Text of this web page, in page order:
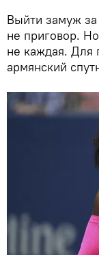
Выйти замуж
не приговор.
не каждая. Для
армянский